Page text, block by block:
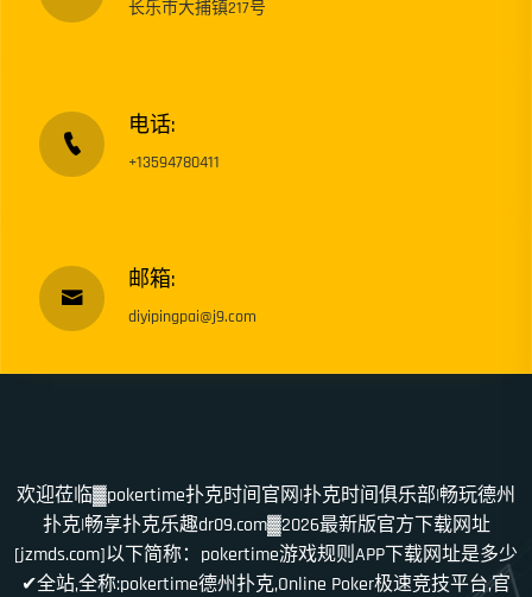
长乐市大捕镇217号
电话:
+13594780411
邮箱:
diyipingpai@j9.com
欢迎莅临▓pokertime扑克时间官网|扑克时间俱乐部|畅玩德州
扑克|畅享扑克乐趣dr09.com▓2026最新版官方下载网址
[jzmds.com]以下简称：pokertime游戏规则APP下载网址是多少
✔全站,全称:pokertime德州扑克,Online Poker极速竞技平台,官